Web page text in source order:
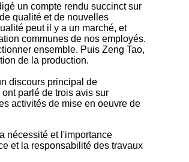
un compte rendu succinct sur
qualité et de nouvelles
peut il y a un marché, et
communes de nos employés.
ensemble. Puis Zeng Tao,
de la production.
discours principal de
parlé de trois avis sur
activités de mise en oeuvre de
nécessité et l'importance
et la responsabilité des travaux